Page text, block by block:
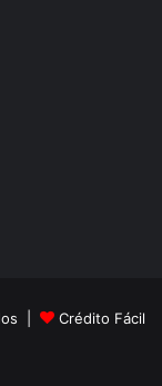
|
Crédito Fácil